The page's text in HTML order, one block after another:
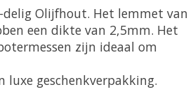
delig Olijfhout. Het lemmet van
een dikte van 2,5mm. Het
zijn ideaal om
luxe geschenkverpakking.